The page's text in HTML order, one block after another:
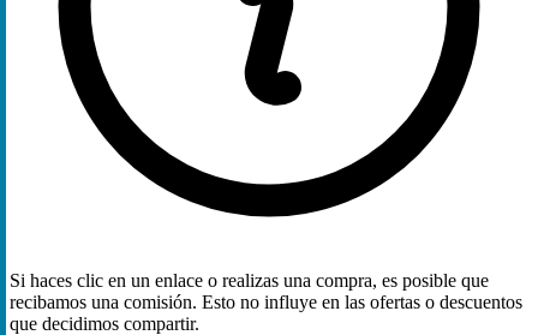
Si haces clic en un enlace o realizas una compra, es posible que
recibamos una comisión. Esto no influye en las ofertas o descuentos
que decidimos compartir.